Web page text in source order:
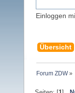
Einloggen
Übersicht
Forum ZDW»